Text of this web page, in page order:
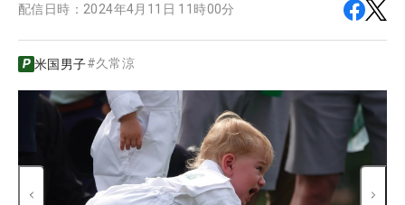
配信日時： 2024年4月11日 11時00分
米国男子#久常涼